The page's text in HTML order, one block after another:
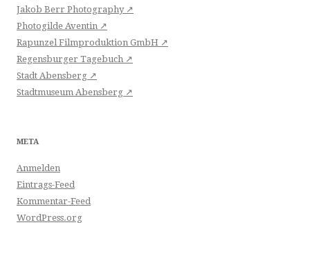
Jakob Berr Photography ↗
Photogilde Aventin ↗
Rapunzel Filmproduktion GmbH ↗
Regensburger Tagebuch ↗
Stadt Abensberg ↗
Stadtmuseum Abensberg ↗
META
Anmelden
Eintrags-Feed
Kommentar-Feed
WordPress.org